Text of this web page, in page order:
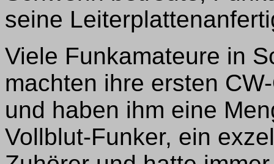
seine
Viele Funkamateure in
machten ihre ersten
und haben ihm eine
Vollblut-Funker, ein